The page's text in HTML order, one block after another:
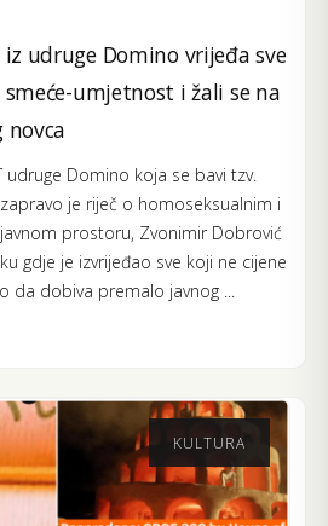
udruge Domino vrijeđa sve
umjetnost i žali se na
novca
udruge Domino koja se bavi tzv.
je riječ o homoseksualnim i
prostoru, Zvonimir Dobrović
gdje je izvrijeđao sve koji ne cijene
da dobiva premalo javnog ...
KULTURA